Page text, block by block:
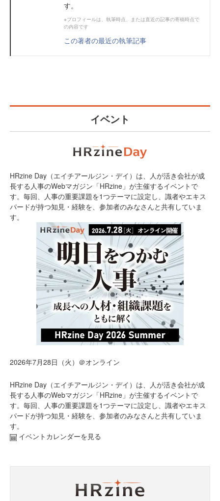
す。
※プロフィールは、執筆時点、または直近の記事の寄稿時点で
の内容です
この著者の最近の執筆記事
イベント
HRzine Day（エイチアールジン・デイ）は、人が活き会社が成
長する人事のWebマガジン「HRzine」が主催するイベントで
す。毎回、人事の重要課題を1つテーマに設定し、識者やエキス
パードが持つ知見・経験を、参加者のみなさんと共有していま
す。
2026年7月28日（火）＠オンライン
HRzine Day（エイチアールジン・デイ）は、人が活き会社が成
長する人事のWebマガジン「HRzine」が主催するイベントで
す。毎回、人事の重要課題を1つテーマに設定し、識者やエキス
パードが持つ知見・経験を、参加者のみなさんと共有していま
す。
イベントカレンダーを見る